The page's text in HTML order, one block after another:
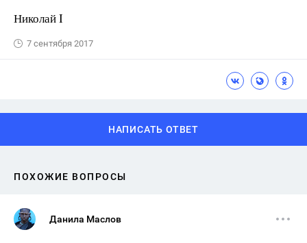
Николай I
7 сентября 2017
НАПИСАТЬ ОТВЕТ
ПОХОЖИЕ ВОПРОСЫ
Данила Маслов